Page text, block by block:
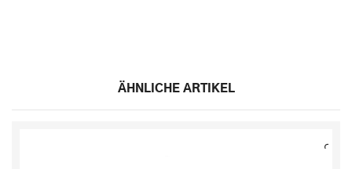
ÄHNLICHE ARTIKEL